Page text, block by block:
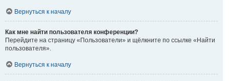
Вернуться к началу
Как мне найти пользователя конференции?
Перейдите на страницу «Пользователи» и щёлкните по ссылке «Найти
пользователя».
Вернуться к началу